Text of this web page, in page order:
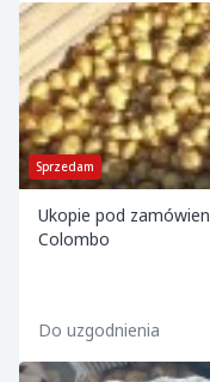
Sprzedam
Ukopie pod
Colombo
Do uzgodnienia